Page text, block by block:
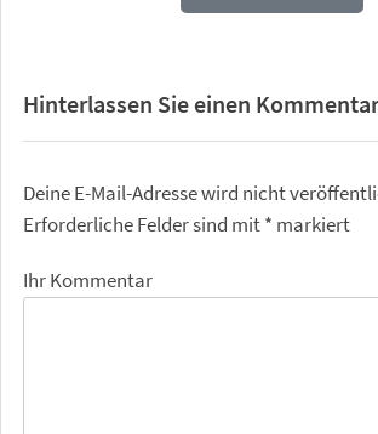
Hinterlassen Sie einen Kommentar
Deine E-Mail-Adresse wird nicht
Erforderliche Felder sind mit* markiert
Ihr Kommentar